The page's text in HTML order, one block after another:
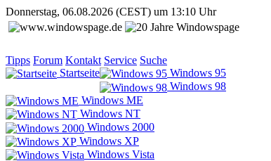
Donnerstag, 06.08.2026 (CEST) um 13:10 Uhr
Tipps Forum Kontakt Service Suche
Startseite
Windows 95
Windows 98
Windows ME
Windows NT
Windows 2000
Windows XP
Windows Vista